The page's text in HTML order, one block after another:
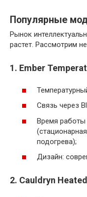
Популярные
Рынок
растет. Рассмотрим
1. Ember
Связь через
Время работы
подогрева);
Дизайн:
2. Cauldryn